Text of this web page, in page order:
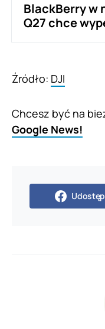
BlackBerry w
Q27 chce
Źródło: DJI
Chcesz być na
Google News!